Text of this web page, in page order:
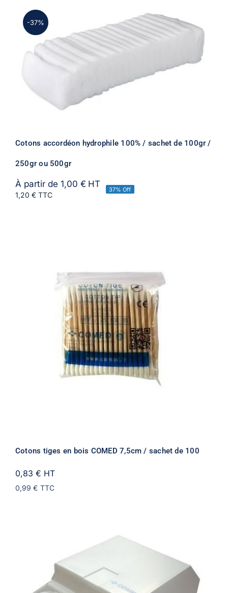
-37%
Cotons accordéon hydrophile 100% / sachet de 100gr /
250gr ou 500gr
À partir de 1,00 € HT
1,20 € TTC
37% Off
Cotons tiges en bois COMED 7,5cm / sachet de 100
0,83 € HT
0,99 € TTC